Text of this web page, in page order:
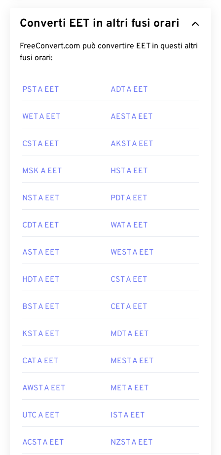
Converti EET in altri fusi orari
FreeConvert.com può convertire EET in questi altri
fusi orari:
PST A EET ADT A EET
WET A EET AEST A EET
CST A EET AKST A EET
MSK A EET HST A EET
NST A EET PDT A EET
CDT A EET WAT A EET
AST A EET WEST A EET
HDT A EET CST A EET
BST A EET CET A EET
KST A EET MDT A EET
CAT A EET MEST A EET
AWST A EET MET A EET
UTC A EET IST A EET
ACST A EET NZST A EET